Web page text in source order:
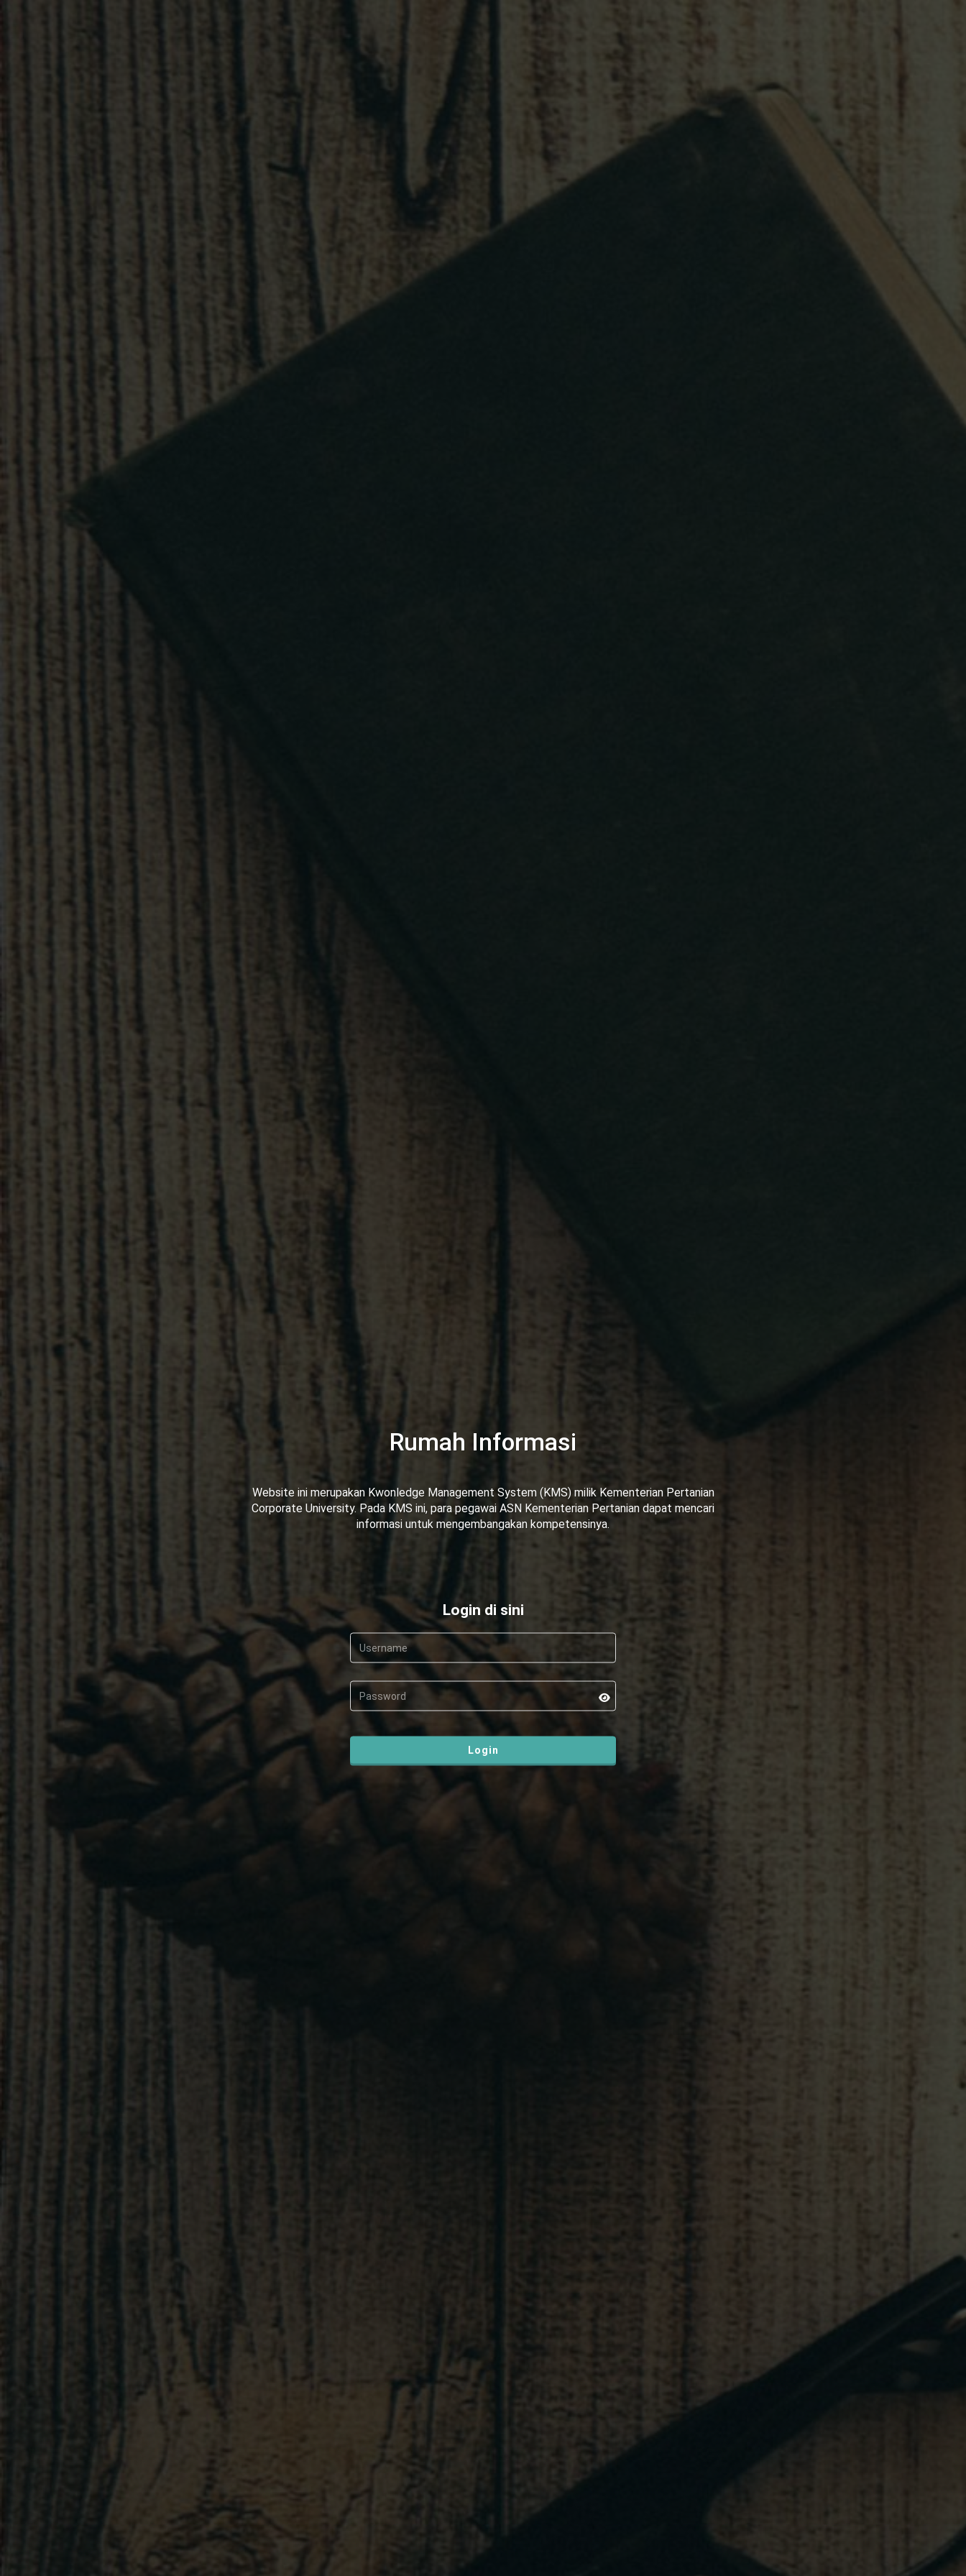
Rumah Informasi
Website ini merupakan Kwonledge Management System (KMS) milik Kementerian Pertanian
Corporate University. Pada KMS ini, para pegawai ASN Kementerian Pertanian dapat mencari
informasi untuk mengembangakan kompetensinya.
Login di sini